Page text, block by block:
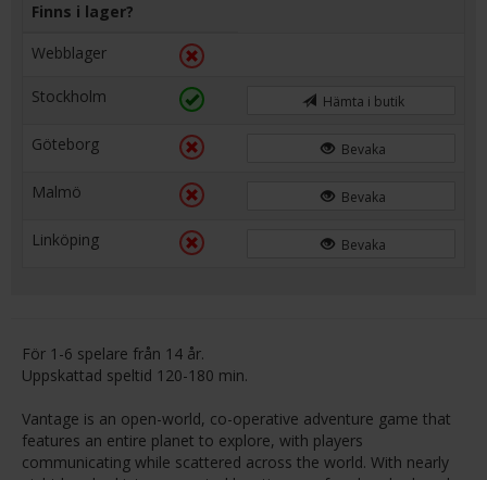
Finns i lager?
Webblager
Stockholm Hämta i butik
Göteborg Bevaka
Malmö Bevaka
Linköping Bevaka
För 1-6 spelare från 14 år.
Uppskattad speltid 120-180 min.
Vantage is an open-world, co-operative adventure game that
features an entire planet to explore, with players
communicating while scattered across the world. With nearly